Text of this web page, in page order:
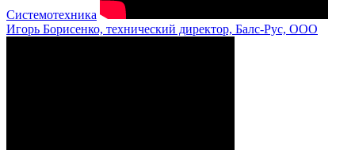
Системотехника
Игорь Борисенко, технический директор, Балс-Рус, ООО